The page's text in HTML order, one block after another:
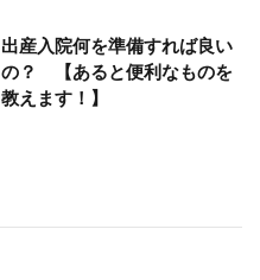
出産入院何を準備すれば良い
の？ 【あると便利なものを
教えます！】